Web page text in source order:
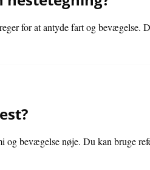
for at antyde fart og bevægelse.
og bevægelse nøje. Du kan bruge